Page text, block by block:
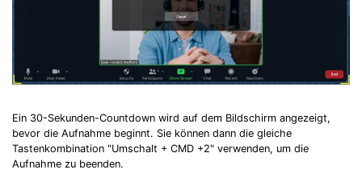
Ein 30-Sekunden-Countdown wird auf dem Bildschirm angezeigt,
bevor die Aufnahme beginnt. Sie können dann die gleiche
Tastenkombination "Umschalt + CMD +2" verwenden, um die
Aufnahme zu beenden.